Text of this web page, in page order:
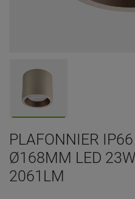
PLAFONNIER
Ø168MM LED
2061LM